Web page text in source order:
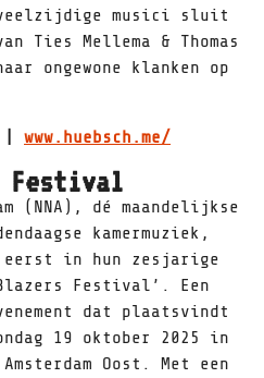
musici sluit
Ties Mellema & Thomas
ongewone klanken op
www.huebsch.me/
Festival
(NNA), dé maandelijkse
kamermuziek,
in hun zesjarige
Festival’. Een
dat plaatsvindt
19 oktober 2025 in
Oost. Met een